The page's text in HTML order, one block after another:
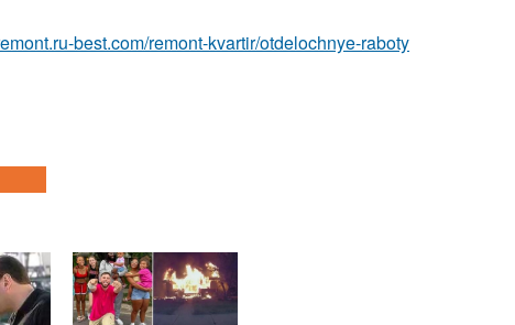
best.com/remont-kvartir/otdelochnye-raboty